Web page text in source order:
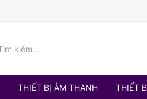
THIẾT BỊ ÂM THANH THIẾT